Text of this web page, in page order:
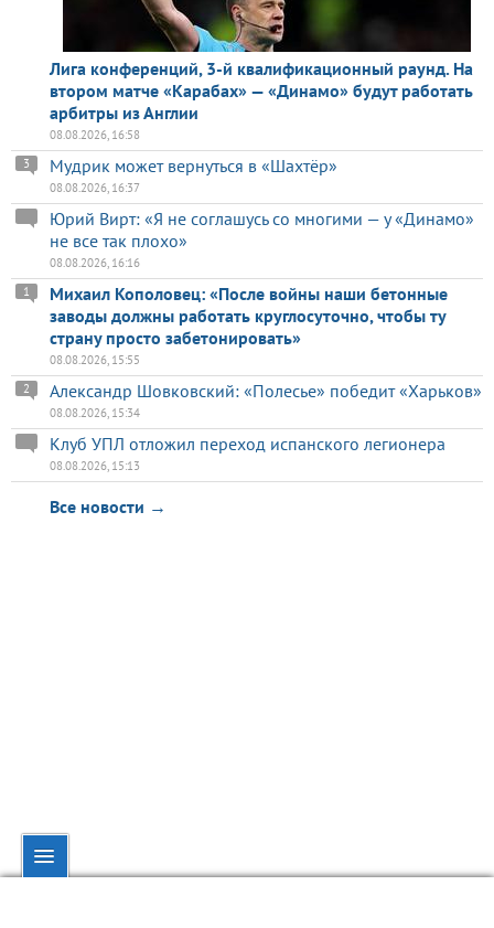
Лига конференций, 3-й квалификационный раунд. На
втором матче «Карабах» — «Динамо» будут работать
арбитры из Англии
08.08.2026, 16:58
Мудрик может вернуться в «Шахтёр»
3
08.08.2026, 16:37
Юрий Вирт: «Я не соглашусь со многими — у «Динамо»
не все так плохо»
08.08.2026, 16:16
Михаил Кополовец: «После войны наши бетонные
заводы должны работать круглосуточно, чтобы ту
страну просто забетонировать»
1
08.08.2026, 15:55
Александр Шовковский: «Полесье» победит «Харьков»
2
08.08.2026, 15:34
Клуб УПЛ отложил переход испанского легионера
08.08.2026, 15:13
Все новости →